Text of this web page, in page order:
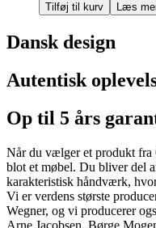
Tilføj til kurv Læs
Dansk design
Autentisk
Op til 5 års
Når du vælger et produkt fra
blot et møbel. Du bliver del
karakteristisk håndværk,
Vi er verdens største
Wegner, og vi producerer
Arne Jacobsen, Børge